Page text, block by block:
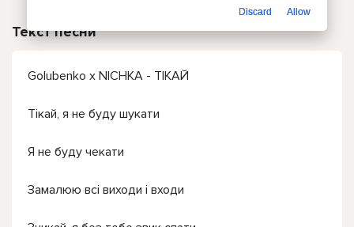
Текст песни
Golubenko x NICHKA - ТІКАЙ
Тікай, я не буду шукати
Я не буду чекати
Замалюю всі виходи і входи
Discard Allow